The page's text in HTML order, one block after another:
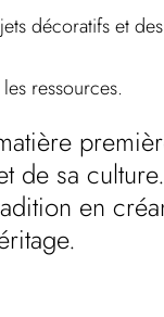
décoratifs et
ressources.
de sa
en